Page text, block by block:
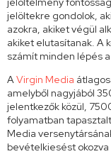
jelöltekre gondolok,
azokra, akiket végül
akiket elutasítanak. A
számít minden lépés
AVirgin Media
amelyből nagyjából
jelentkezők közül,
folyamatban
Media
bevételkiesést okozva